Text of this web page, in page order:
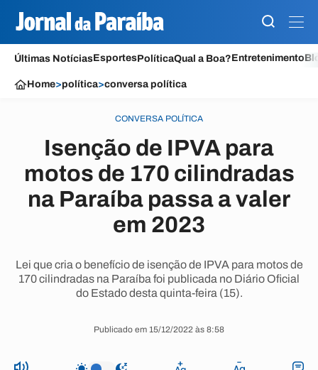
Últimas NotíciasEsportesPolíticaQual a Boa?Entretenimento
Home>política>conversa política
CONVERSA POLÍTICA
Isenção de IPVA para
motos de 170 cilindradas
na Paraíba passa a valer
em 2023
Lei que cria o benefício de isenção de IPVA para motos de
170 cilindradas na Paraíba foi publicada no Diário Oficial
do Estado desta quinta-feira (15).
Publicado em 15/12/2022 às 8:58